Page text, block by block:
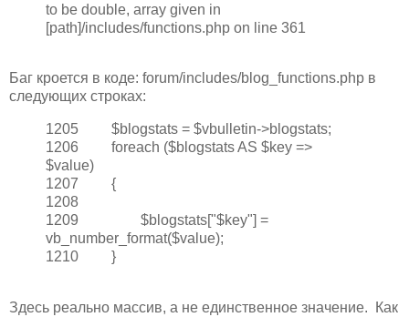
to be double, array given in
[path]/includes/functions.php on line 361
Баг кроется в коде: forum/includes/blog_functions.php в
следующих строках:
1205 $blogstats = $vbulletin->blogstats;
1206 foreach ($blogstats AS $key =>
$value)
1207 {
1208
1209 $blogstats["$key"] =
vb_number_format($value);
1210 }
Здесь реально массив, а не единственное значение. Как